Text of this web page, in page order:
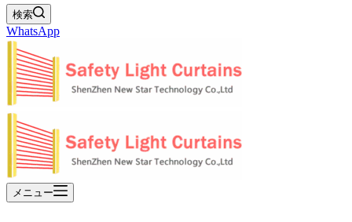
検索
WhatsApp
メニュー